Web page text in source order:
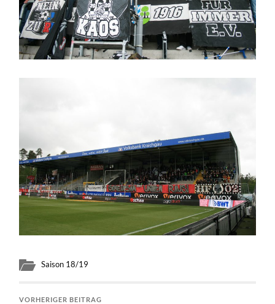
Saison 18/19
VORHERIGER BEITRAG